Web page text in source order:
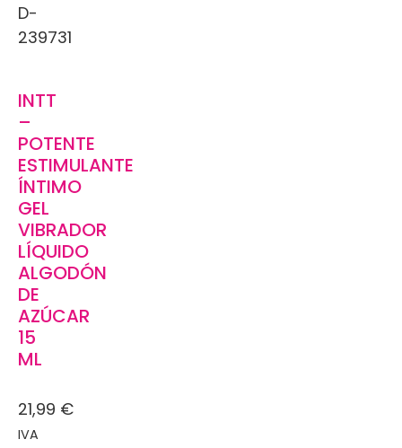
D-
239731
INTT
–
POTENTE
ESTIMULANTE
ÍNTIMO
GEL
VIBRADOR
LÍQUIDO
ALGODÓN
DE
AZÚCAR
15
ML
21,99 €
IVA